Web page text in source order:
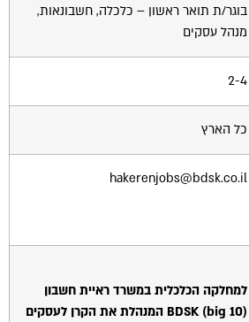
בוגר/ת תואר ראשון – כלכלה, חשבונאות,
מנהל עסקים
2-4
כל הארץ
hakerenjobs@bdsk.co.il
למחלקה הכלכלית במשרד ראיית חשבון
BDSK(big 10
) המנהלת את הקרן לעסקים